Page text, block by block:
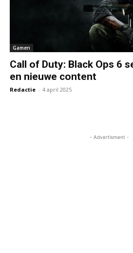
Gamen
Call of Duty: Black Ops 6
en nieuwe content
Redactie - 4 april 2025
- Advertisment -